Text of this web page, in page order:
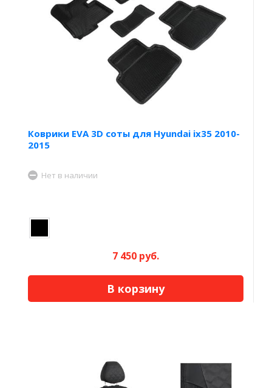
Коврики EVA 3D соты для Hyundai ix35 2010-
2015
Нет в наличии
7 450 руб.
В корзину